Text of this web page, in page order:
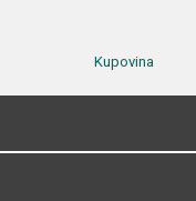
Kupovina